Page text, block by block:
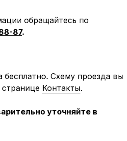
обращайтесь по
87.
бесплатно. Схему проезда вы
Контакты.
уточняйте в